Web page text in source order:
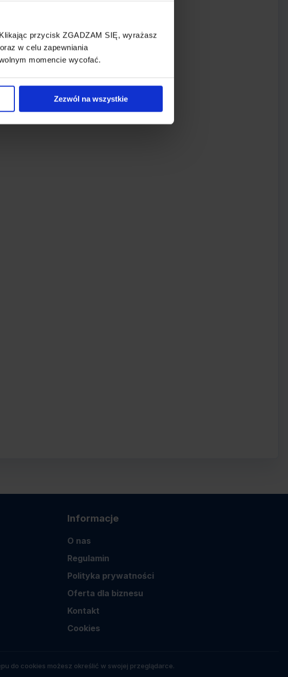
przycisk ZGADZAM SIĘ, wyrażasz
w celu zapewniania
momencie wycofać.
Zezwól na wszystkie
Informacje
O nas
Regulamin
Polityka prywatności
Oferta dla biznesu
Kontakt
Cookies
do cookies możesz określić w swojej przeglądarce.